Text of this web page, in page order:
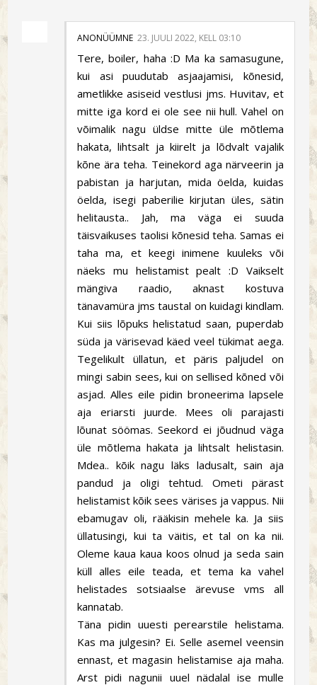
ANONÜÜMNE 23. JUULI 2022, KELL 03:10
Tere, boiler, haha :D Ma ka samasugune,
kui asi puudutab asjaajamisi, kõnesid,
ametlikke asiseid vestlusi jms. Huvitav, et
mitte iga kord ei ole see nii hull. Vahel on
võimalik nagu üldse mitte üle mõtlema
hakata, lihtsalt ja kiirelt ja lõdvalt vajalik
kõne ära teha. Teinekord aga närveerin ja
pabistan ja harjutan, mida öelda, kuidas
öelda, isegi paberilie kirjutan üles, sätin
helitausta.. Jah, ma väga ei suuda
täisvaikuses taolisi kõnesid teha. Samas ei
taha ma, et keegi inimene kuuleks või
näeks mu helistamist pealt :D Vaikselt
mängiva raadio, aknast kostuva
tänavamüra jms taustal on kuidagi kindlam.
Kui siis lõpuks helistatud saan, puperdab
süda ja värisevad käed veel tükimat aega.
Tegelikult üllatun, et päris paljudel on
mingi sabin sees, kui on sellised kõned või
asjad. Alles eile pidin broneerima lapsele
aja eriarsti juurde. Mees oli parajasti
lõunat söömas. Seekord ei jõudnud väga
üle mõtlema hakata ja lihtsalt helistasin.
Mdea.. kõik nagu läks ladusalt, sain aja
pandud ja oligi tehtud. Ometi pärast
helistamist kõik sees värises ja vappus. Nii
ebamugav oli, rääkisin mehele ka. Ja siis
üllatusingi, kui ta väitis, et tal on ka nii.
Oleme kaua kaua koos olnud ja seda sain
küll alles eile teada, et tema ka vahel
helistades sotsiaalse ärevuse vms all
kannatab.
Täna pidin uuesti perearstile helistama.
Kas ma julgesin? Ei. Selle asemel veensin
ennast, et magasin helistamise aja maha.
Arst pidi nagunii uuel nädalal ise mulle